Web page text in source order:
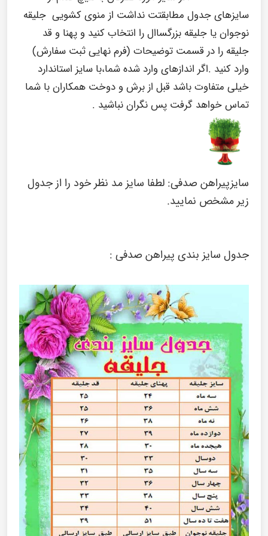
سایزهای جدول مطابقتت نداشت از منوی کشویی جلیقه
نوجوان یا جلیقه بزرگساال را انتخاب کنید و پهنا و قد
جلیقه را در قسمت توضیحات (فرم نهایی ثبت سفارش)
وارد کنید .اگر اندازهای وارد شده شما،با سایز استاندارد
خیلی متفاوت باشد قبل از برش و دوخت همکاران با شما
تماس خواهد گرفت پس نگران نباشید .
سایزپیراهن صدفی: لطفا سایز مد نظر خود را از جدول
زیر مشخص نمایید.
جدول سایز بندی پیراهن صدفی :